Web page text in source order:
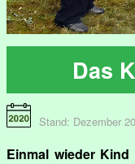
Das
Stand: Dezember
Einmal wieder